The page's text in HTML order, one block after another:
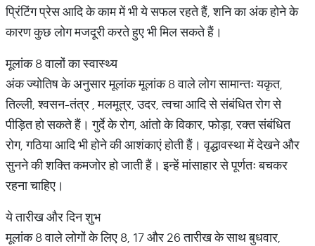
प्रिंटिंग प्रेस आदि के काम में भी ये सफल रहते हैं, शनि का अंक होने के
कारण कुछ लोग मजदूरी करते हुए भी मिल सकते हैं।
मूलांक 8 वालों का स्वास्थ्य
अंक ज्योतिष के अनुसार मूलांक मूलांक 8 वाले लोग सामान्तः यकृत,
तिल्ली, श्वसन-तंत्र , मलमूत्र, उदर, त्वचा आदि से संबंधित रोग से
पीड़ित हो सकते हैं। गुर्दे के रोग, आंतो के विकार, फोड़ा, रक्त संबंधित
रोग, गठिया आदि भी होने की आशंकाएं होती हैं। वृद्धावस्था में देखने और
सुनने की शक्ति कमजोर हो जाती हैं। इन्हें मांसाहार से पूर्णतः बचकर
रहना चाहिए।
ये तारीख और दिन शुभ
मूलांक 8 वाले लोगों के लिए 8, 17 और 26 तारीख के साथ बुधवार,